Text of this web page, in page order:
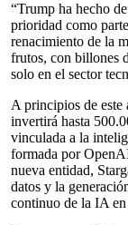
“Trump ha hecho
prioridad como
renacimiento de la
frutos, con billones
solo en el sector
A principios de este
invertirá hasta
vinculada a la
formada por
nueva entidad,
datos y la
continuo de la IA